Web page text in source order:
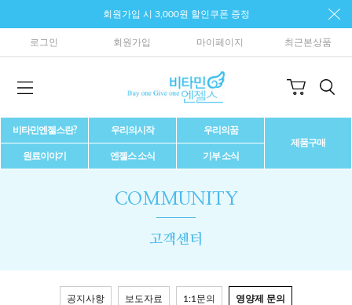
회원가입 시 3,000원 할인쿠폰 증정
로그인 회원가입 마이페이지 최근본상품
비타민엔젤스란? 우리의시작
우리의꿈
제품구매
원료이야기
엔젤스 소식 기부 소식
COMMUNITY
고객센터
공지사항 보도자료 1:1문의 영양제 문의